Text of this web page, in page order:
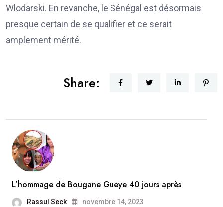
Wlodarski. En revanche, le Sénégal est désormais
presque certain de se qualifier et ce serait
amplement mérité.
Share:
L’hommage de Bougane Gueye 40 jours après
Rassul Seck novembre 14, 2023